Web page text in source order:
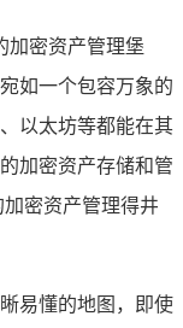
加密资产管理堡
如一个包容万象的
以太坊等都能在其
加密资产存储和管
密资产管理得井
易懂的地图，即使